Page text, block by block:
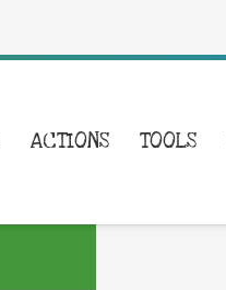
ACTIONS TOOLS